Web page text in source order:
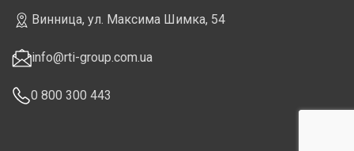
Винница, ул. Максима Шимка, 54
info@rti-group.com.ua
0 800 300 443